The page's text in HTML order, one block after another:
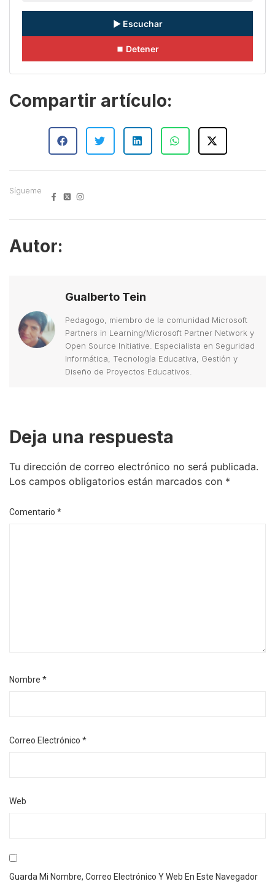
▶ Escuchar
⏹ Detener
Compartir artículo:
Sígueme
Autor:
Gualberto Tein
Pedagogo, miembro de la comunidad Microsoft
Partners in Learning/Microsoft Partner Network y
Open Source Initiative. Especialista en Seguridad
Informática, Tecnología Educativa, Gestión y
Diseño de Proyectos Educativos.
Deja una respuesta
Tu dirección de correo electrónico no será publicada.
Los campos obligatorios están marcados con *
Comentario *
Nombre *
Correo Electrónico *
Web
Guarda Mi Nombre, Correo Electrónico Y Web En Este Navegador